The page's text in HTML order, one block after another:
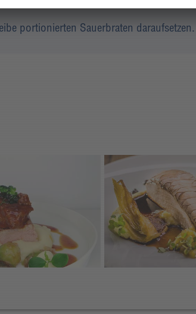
portionierten Sauerbraten